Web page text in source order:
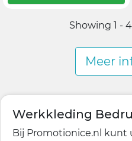
Showing 1 -
Meer
Werkkleding
Bij Promotionice.nl